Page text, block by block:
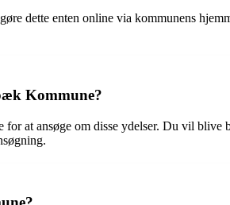
dette enten online via kommunens
Kommune?
at ansøge om disse ydelser. Du vil blive